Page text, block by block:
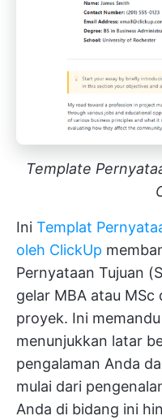
Template
Ini Templat
oleh ClickUp
Pernyataan Tujuan
gelar MBA atau MSc
proyek. Ini
menunjukkan latar
pengalaman Anda
mulai dari
Anda di bidang ini